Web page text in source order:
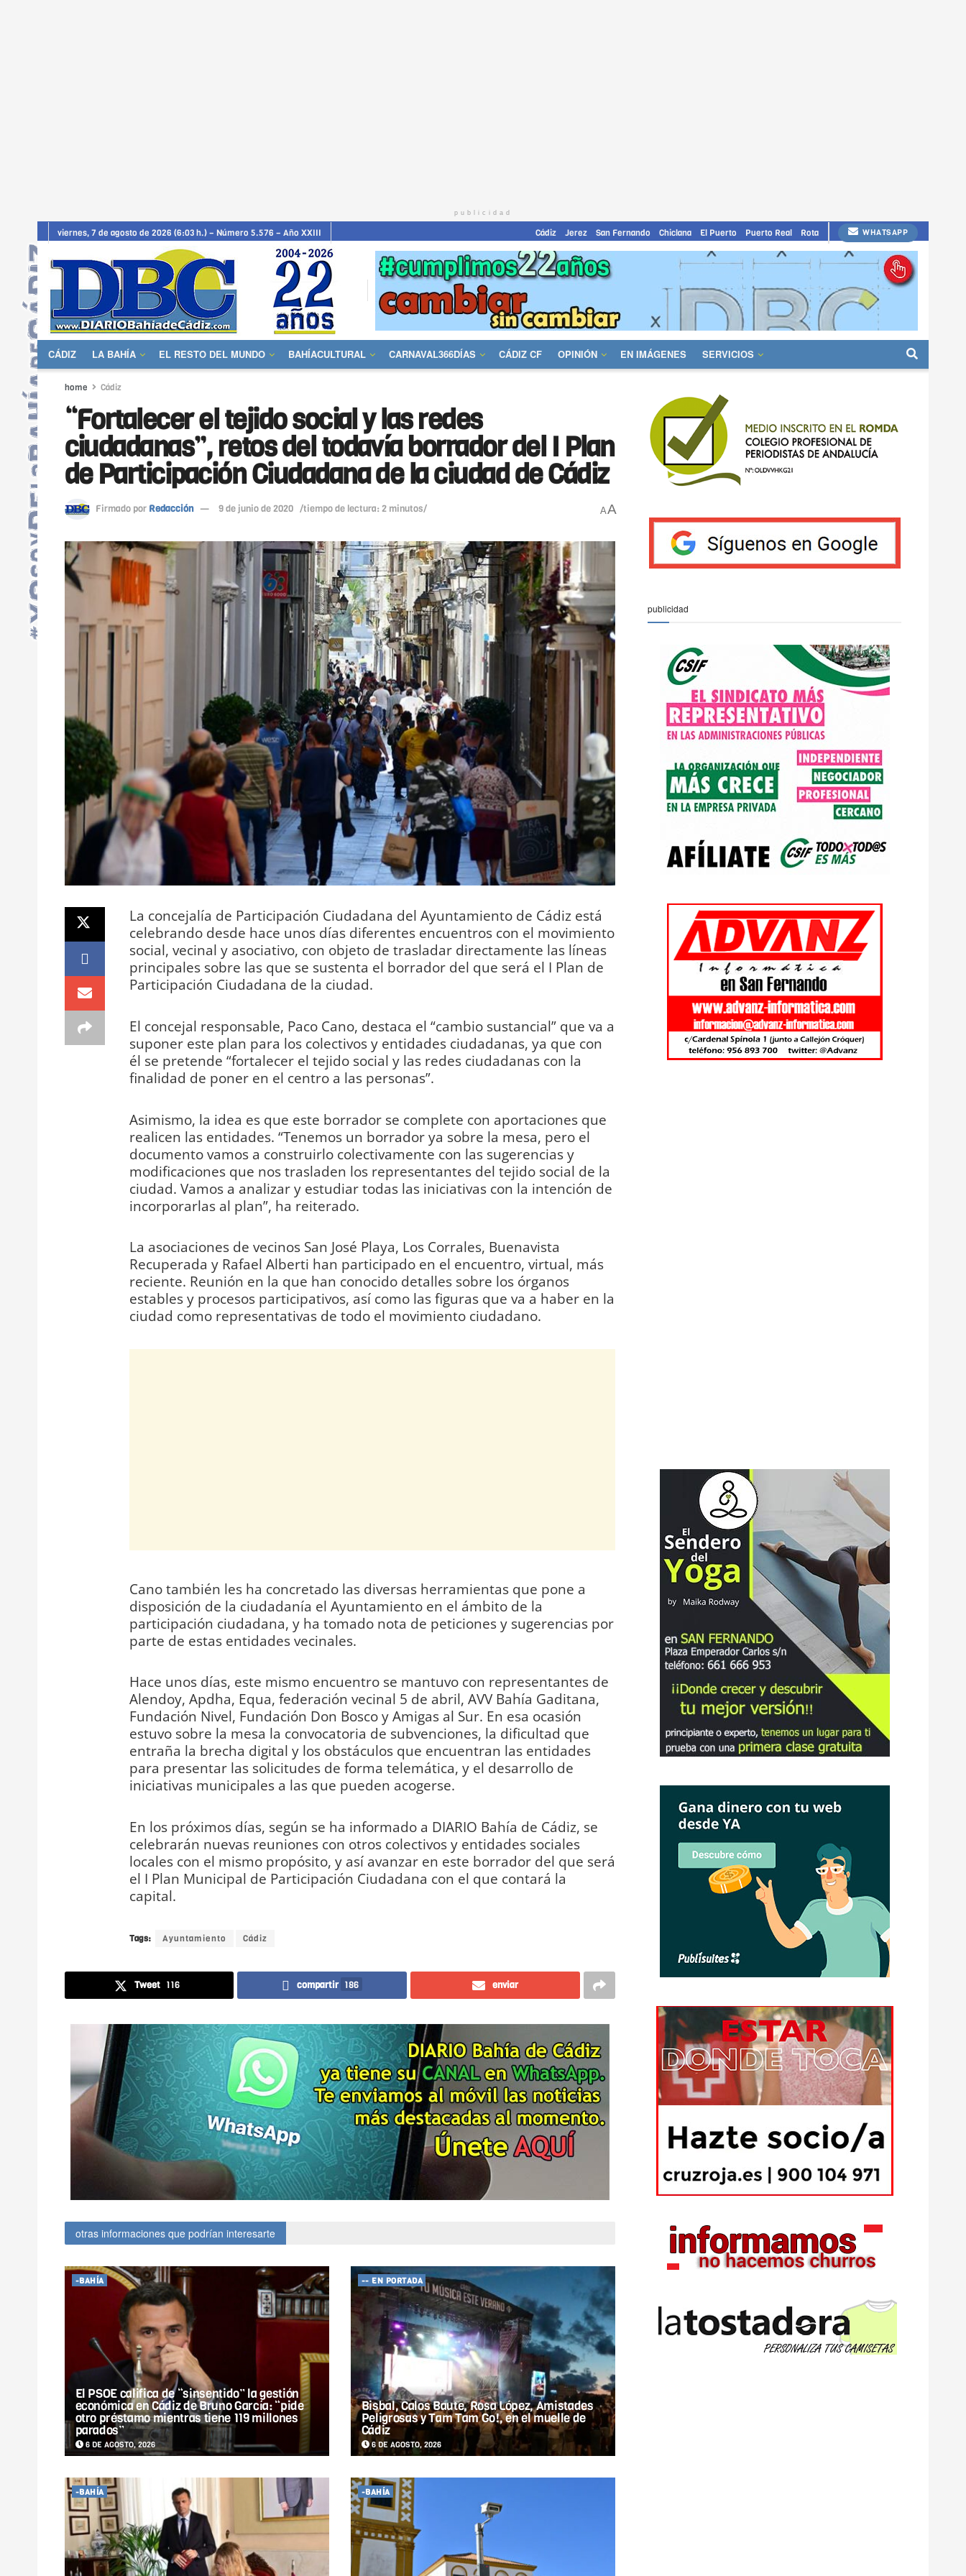
publicidad
viernes, 7 de agosto de 2026 (6:03 h.) – Número 5.576 – Año XXIII Cádiz Jerez San Fernando Chiclana El Puerto Puerto Real Rota WHATSAPP
CÁDIZ LA BAHÍA EL RESTO DEL MUNDO BAHÍACULTURAL CARNAVAL366DÍAS CÁDIZ CF OPINIÓN EN IMÁGENES SERVICIOS
home Cádiz
“Fortalecer el tejido social y las redes
ciudadanas”, retos del todavía borrador del I Plan
de Participación Ciudadana de la ciudad de Cádiz
Firmado por Redacción 9 de junio de 2020 /tiempo de lectura: 2 minutos/ AA
La concejalía de Participación Ciudadana del Ayuntamiento de Cádiz está
celebrando desde hace unos días diferentes encuentros con el movimiento
social, vecinal y asociativo, con objeto de trasladar directamente las líneas
principales sobre las que se sustenta el borrador del que será el I Plan de
Participación Ciudadana de la ciudad.
El concejal responsable, Paco Cano, destaca el “cambio sustancial” que va a
suponer este plan para los colectivos y entidades ciudadanas, ya que con
él se pretende “fortalecer el tejido social y las redes ciudadanas con la
finalidad de poner en el centro a las personas”.
Asimismo, la idea es que este borrador se complete con aportaciones que
realicen las entidades. “Tenemos un borrador ya sobre la mesa, pero el
documento vamos a construirlo colectivamente con las sugerencias y
modificaciones que nos trasladen los representantes del tejido social de la
ciudad. Vamos a analizar y estudiar todas las iniciativas con la intención de
incorporarlas al plan”, ha reiterado.
La asociaciones de vecinos San José Playa, Los Corrales, Buenavista
Recuperada y Rafael Alberti han participado en el encuentro, virtual, más
reciente. Reunión en la que han conocido detalles sobre los órganos
estables y procesos participativos, así como las figuras que va a haber en la
ciudad como representativas de todo el movimiento ciudadano.
Cano también les ha concretado las diversas herramientas que pone a
disposición de la ciudadanía el Ayuntamiento en el ámbito de la
participación ciudadana, y ha tomado nota de peticiones y sugerencias por
parte de estas entidades vecinales.
Hace unos días, este mismo encuentro se mantuvo con representantes de
Alendoy, Apdha, Equa, federación vecinal 5 de abril, AVV Bahía Gaditana,
Fundación Nivel, Fundación Don Bosco y Amigas al Sur. En esa ocasión
estuvo sobre la mesa la convocatoria de subvenciones, la dificultad que
entraña la brecha digital y los obstáculos que encuentran las entidades
para presentar las solicitudes de forma telemática, y el desarrollo de
iniciativas municipales a las que pueden acogerse.
En los próximos días, según se ha informado a DIARIO Bahía de Cádiz, se
celebrarán nuevas reuniones con otros colectivos y entidades sociales
locales con el mismo propósito, y así avanzar en este borrador del que será
el I Plan Municipal de Participación Ciudadana con el que contará la
capital.
Tags: Ayuntamiento Cádiz
Tweet 116 compartir 186 enviar
otras informaciones que podrían interesarte
-BAHÍA
El PSOE califica de “sinsentido” la gestión
económica en Cádiz de Bruno García: “pide
otro préstamo mientras tiene 119 millones
parados”
6 DE AGOSTO, 2026
-- EN PORTADA
Bisbal, Calos Baute, Rosa López, Amistades
Peligrosas y Tam Tam Go!, en el muelle de
Cádiz
6 DE AGOSTO, 2026
-BAHÍA -BAHÍA
publicidad